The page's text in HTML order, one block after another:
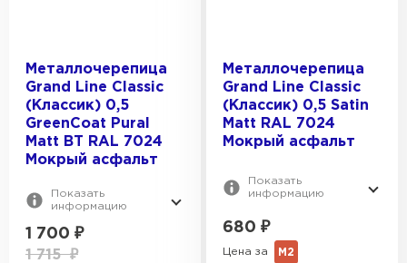
Металлочерепица
Grand Line Classic
(Классик) 0,5
GreenCoat Pural
Matt BT RAL 7024
Мокрый асфальт
Показать
информацию
1 700 ₽
1 715₽
Металлочерепица
Grand Line Classic
(Классик) 0,5 Satin
Мatt RAL 7024
Мокрый асфальт
Показать
информацию
680 ₽
Цена за М2